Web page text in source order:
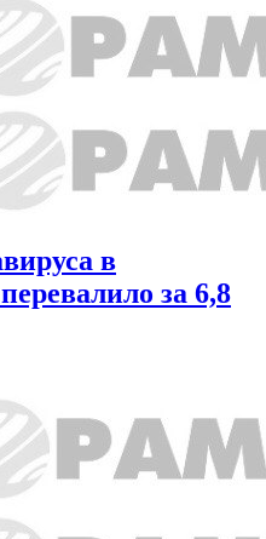
в
за 6,8